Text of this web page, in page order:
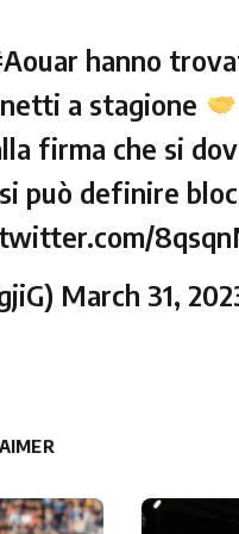
hanno
a stagione
firma che si
può definire
March 31,